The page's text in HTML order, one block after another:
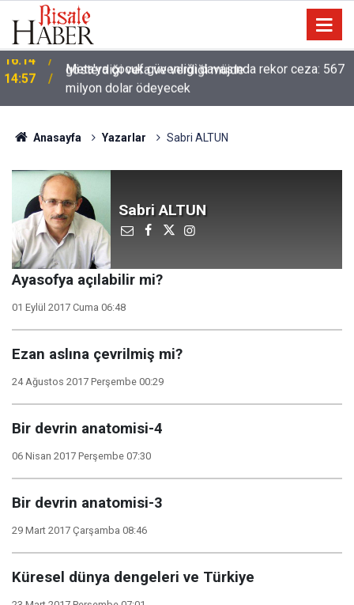
14:57
Meta'ya çocuk güvenliği davasında rekor ceza: 567
milyon dolar ödeyecek
Anasayfa Yazarlar Sabri ALTUN
Sabri ALTUN
Ayasofya açılabilir mi?
01 Eylül 2017 Cuma 06:48
Ezan aslına çevrilmiş mi?
24 Ağustos 2017 Perşembe 00:29
Bir devrin anatomisi-4
06 Nisan 2017 Perşembe 07:30
Bir devrin anatomisi-3
29 Mart 2017 Çarşamba 08:46
Küresel dünya dengeleri ve Türkiye